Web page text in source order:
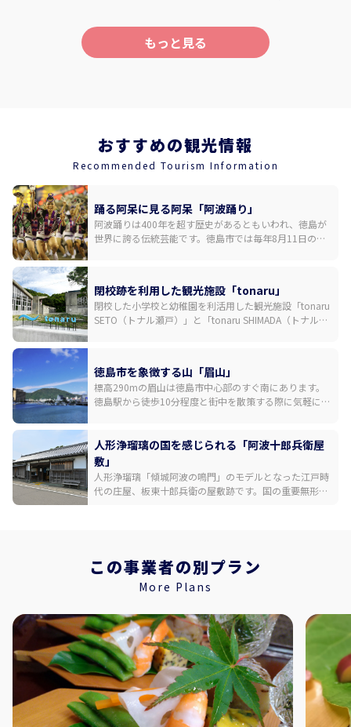
ることができません。 今回のプランは、目の前で、鮮魚をさば
くところから寿司を握るところまで楽しめるライブキッチン方
な時間：17:30～ ※5-9月（夏）のみ花火特典付き 19:30～
20:00 所要時間：約2時間 ◇人数・年齢制限 最少催行人数：2人
最高人数：15人 年齢制限：13歳以上（中学生） 【事業者情
報】 樫野倶楽部 ◇住所 板野郡松茂町広島北川向四ノ越２９−１
◇アクセス 車：徳島とくとくターミナル下車 徒歩約5分 タクシ
ー：JR徳島駅よりタクシーで約20分 バス：阿波おどり空港より
徳島バス空港線「松茂」もしくは「中喜来東」下車 徒歩約5分
◇駐車場 あり ◇TEL 088-699-1007 ◇営業時間・定休日 営業
日：月、木、金、土、日 営業時間：11:00 ～ 18:00 定休日：
火、水（（祝日の場合は営業） ◇SNS インスタグラム：
https://www.instagram.com/kashinoclub/ ◇ウェブサイト
https://www.kashino.jp/
もっと見る
おすすめの観光情報
Recommended Tourism Information
踊る阿呆に見る阿呆「阿波踊り」
阿波踊りは400年を超す歴史があるともいわれ、徳島が
世界に誇る伝統芸能です。徳島市では毎年8月11日の前
鉦、太鼓などの鳴り物の音色に合わせた大編成での一糸
乱れぬ踊りが「徳島の夏」を彩ります。
閉校跡を利用した観光施設「tonaru」
閉校した小学校と幼稚園を利活用した観光施設「tonaru
SETO（トナル瀬戸）」と「tonaru SHIMADA（トナル島
tonaru SHIMADAではキャンプが楽しめます。建築家・増
田友也氏が手掛けたモダニズム建築も見どころです。
徳島市を象徴する山「眉山」
標高290mの眉山は徳島市中心部のすぐ南にあります。
徳島駅から徒歩10分程度と街中を散策する際に気軽に立
頂展望台へは、自然を感じながら30分程度で登り切れる
ハイキングコース、国道192号からと438号からの二つ
のドライブルートのほか、ふもとの阿波おどり会館から
山頂までロープウェイがあります。
人形浄瑠璃の国を感じられる「阿波十郎兵衛屋
敷」
人形浄瑠璃「傾城阿波の鳴門」のモデルとなった江戸時
代の庄屋、板東十郎兵衛の屋敷跡です。国の重要無形民
中には、江戸時代に藍の取り引きによって花開いた豊か
な日本の伝統芸能が今も息づいています。【有料】
この事業者の別プラン
More Plans